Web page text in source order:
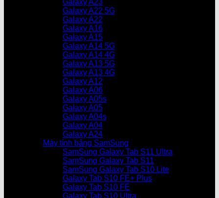
Galaxy A23
Galaxy A22 5G
Galaxy A22
Galaxy A16
Galaxy A15
Galaxy A14 5G
Galaxy A14 4G
Galaxy A13 5G
Galaxy A13 4G
Galaxy A12
Galaxy A06
Galaxy A05s
Galaxy A05
Galaxy A04s
Galaxy A04
Galaxy A24
Máy tính bảng SamSung
SamSung Galaxy Tab S11 Ultra
SamSung Galaxy Tab S11
SamSung Galaxy Tab S10 Lite
Galaxy Tab S10 FE+ Plus
Galaxy Tab S10 FE
Galaxy Tab S10 Ultra